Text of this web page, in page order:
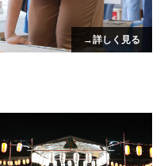
→詳しく見る